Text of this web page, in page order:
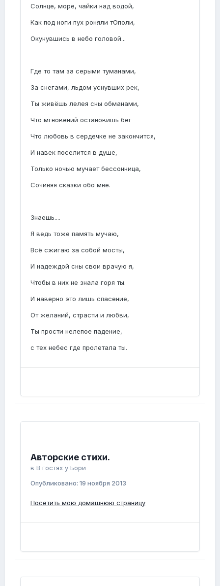
Солнце, море, чайки над водой,
Как под ноги пух роняли тОполи,
Окунувшись в небо головой...
Где то там за серыми туманами,
За снегами, льдом уснувших рек,
Ты живёшь лелея сны обманами,
Что мгновений остановишь бег
Что любовь в сердечке не закончится,
И навек поселится в душе,
Только ночью мучает бессонница,
Сочиняя сказки обо мне.
Знаешь....
Я ведь тоже память мучаю,
Всё сжигаю за собой мосты,
И надеждой сны свои врачую я,
Чтобы в них не знала горя ты.
И наверно это лишь спасение,
От желаний, страсти и любви,
Ты прости нелепое падение,
с тех небес где пролетала ты.
Авторские стихи.
в В гостях у Бори
Опубликовано: 19 ноября 2013
Посетить мою домашнюю страницу